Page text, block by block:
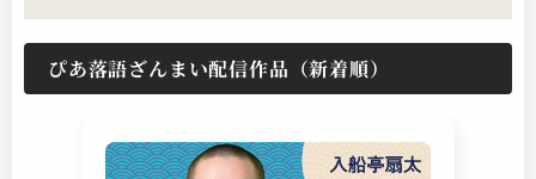
ぴあ落語ざんまい配信作品（新着順）